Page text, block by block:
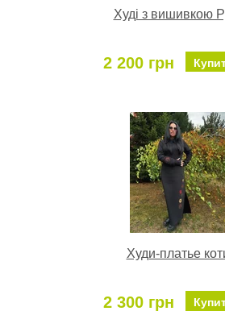
Худі з вишивкою
2 200 грн
Худи-платье
2 300 грн